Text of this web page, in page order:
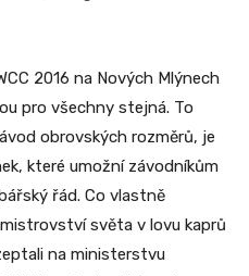
2016 na Nových Mlýnech
pro všechny stejná. To
obrovských rozměrů, je
které umožní závodníkům
řád. Co vlastně
světa v lovu kaprů
na ministerstvu